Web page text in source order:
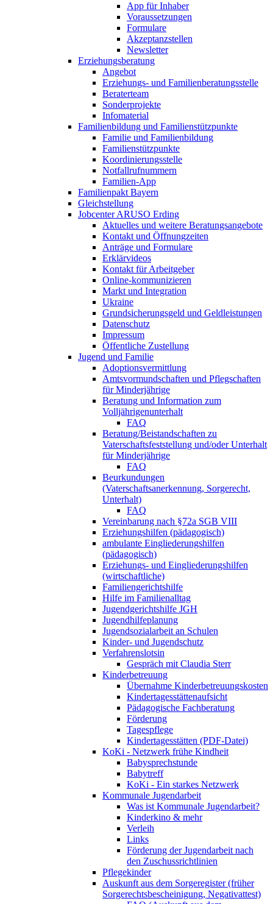
App für Inhaber
Voraussetzungen
Formulare
Akzeptanzstellen
Newsletter
Erziehungsberatung
Angebot
Erziehungs- und Familienberatungsstelle
Beraterteam
Sonderprojekte
Infomaterial
Familienbildung und Familienstützpunkte
Familie und Familienbildung
Familienstützpunkte
Koordinierungsstelle
Notfallrufnummern
Familien-App
Familienpakt Bayern
Gleichstellung
Jobcenter ARUSO Erding
Aktuelles und weitere Beratungsangebote
Kontakt und Öffnungzeiten
Anträge und Formulare
Erklärvideos
Kontakt für Arbeitgeber
Online-kommunizieren
Markt und Integration
Ukraine
Grundsicherungsgeld und Geldleistungen
Datenschutz
Impressum
Öffentliche Zustellung
Jugend und Familie
Adoptionsvermittlung
Amtsvormundschaften und Pflegschaften
für Minderjährige
Beratung und Information zum
Volljährigenunterhalt
FAQ
Beratung/Beistandschaften zu
Vaterschaftsfeststellung und/oder Unterhalt
für Minderjährige
FAQ
Beurkundungen
(Vaterschaftsanerkennung, Sorgerecht,
Unterhalt)
FAQ
Vereinbarung nach §72a SGB VIII
Erziehungshilfen (pädagogisch)
ambulante Eingliederungshilfen
(pädagogisch)
Erziehungs- und Eingliederungshilfen
(wirtschaftliche)
Familiengerichtshilfe
Hilfe im Familienalltag
Jugendgerichtshilfe JGH
Jugendhilfeplanung
Jugendsozialarbeit an Schulen
Kinder- und Jugendschutz
Verfahrenslotsin
Gespräch mit Claudia Sterr
Kinderbetreuung
Übernahme Kinderbetreuungskosten
Kindertagesstättenaufsicht
Pädagogische Fachberatung
Förderung
Tagespflege
Kindertagesstätten (PDF-Datei)
KoKi - Netzwerk frühe Kindheit
Babysprechstunde
Babytreff
KoKi - Ein starkes Netzwerk
Kommunale Jugendarbeit
Was ist Kommunale Jugendarbeit?
Kinderkino & mehr
Verleih
Links
Förderung der Jugendarbeit nach
den Zuschussrichtlinien
Pflegekinder
Auskunft aus dem Sorgeregister (früher
Sorgerechtsbescheinigung, Negativattest)